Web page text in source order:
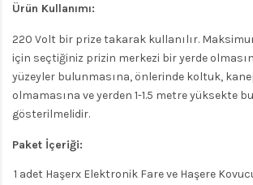
Ürün Kullanımı:
220 Volt bir prize takarak kullanılır.
için seçtiğiniz prizin merkezi bir yerde
yüzeyler bulunmasına, önlerinde koltuk,
olmamasına ve yerden 1-1.5 metre yüksekte
gösterilmelidir.
Paket İçeriği:
1 adet Haşerx Elektronik Fare ve Haşere